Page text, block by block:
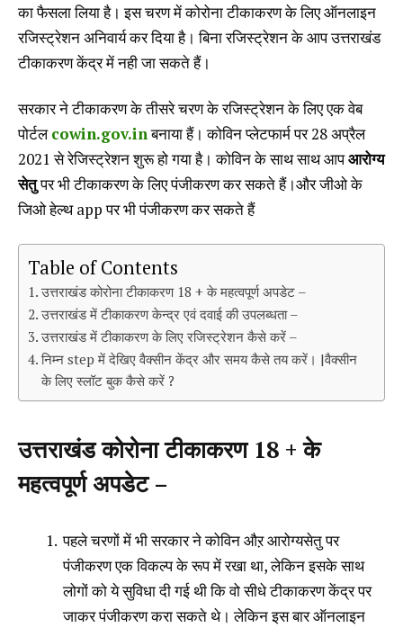
का फैसला लिया है। इस चरण में कोरोना टीकाकरण के लिए ऑनलाइन
रजिस्ट्रेशन अनिवार्य कर दिया है। बिना रजिस्ट्रेशन के आप उत्तराखंड
टीकाकरण केंद्र में नही जा सकते हैं।
सरकार ने टीकाकरण के तीसरे चरण के रजिस्ट्रेशन के लिए एक वेब
पोर्टलcowin.gov.inबनाया हैं। कोविन प्लेटफार्म पर 28 अप्रैल
2021 से रेजिस्ट्रेशन शुरू हो गया है। कोविन के साथ साथ आपआरोग्य
सेतुपर भी टीकाकरण के लिए पंजीकरण कर सकते हैं।और जीओ के
जिओ हेल्थ app पर भी पंजीकरण कर सकते हैं
Table of Contents
उत्तराखंड कोरोना टीकाकरण 18 + के महत्वपूर्ण अपडेट –
उत्तराखंड में टीकाकरण केन्द्र एवं दवाई की उपलब्धता –
उत्तराखंड में टीकाकरण के लिए रजिस्ट्रेशन कैसे करें –
निम्न step में देखिए वैक्सीन केंद्र और समय कैसे तय करें। |वैक्सीन
के लिए स्लॉट बुक कैसे करें ?
उत्तराखंड कोरोना टीकाकरण 18 + के
महत्वपूर्ण अपडेट –
पहले चरणों में भी सरकार ने कोविन औऱ आरोग्यसेतु पर
पंजीकरण एक विकल्प के रूप में रखा था, लेकिन इसके साथ
लोगों को ये सुविधा दी गई थी कि वो सीधे टीकाकरण केंद्र पर
जाकर पंजीकरण करा सकते थे। लेकिन इस बार ऑनलाइन